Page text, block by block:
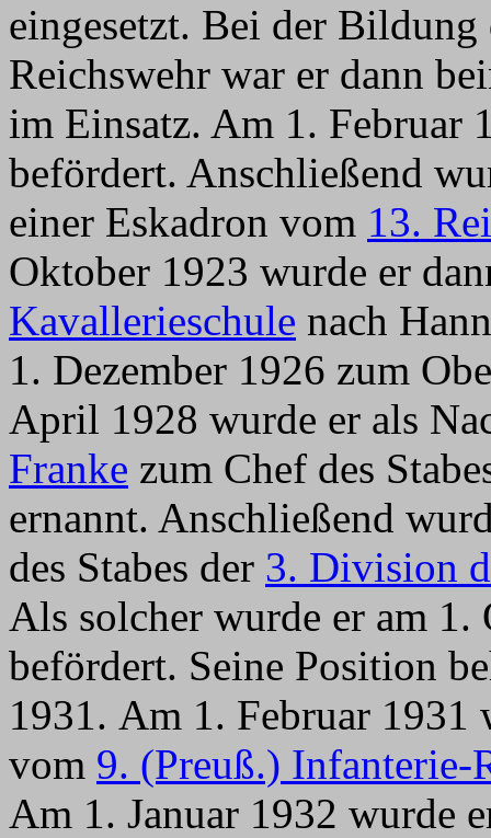
eingesetzt. Bei der
Reichswehr war er dann
im Einsatz. Am 1. Februar
befördert. Anschließend
einer Eskadron vom 13.
Oktober 1923 wurde er
Kavallerieschule nach
1. Dezember 1926 zum
April 1928 wurde er als
Franke zum Chef des
ernannt. Anschließend
des Stabes der 3. Division
Als solcher wurde er am
befördert. Seine Position
1931. Am 1. Februar 1931
vom 9. (Preuß.) Infanterie-
Am 1. Januar 1932 wurde